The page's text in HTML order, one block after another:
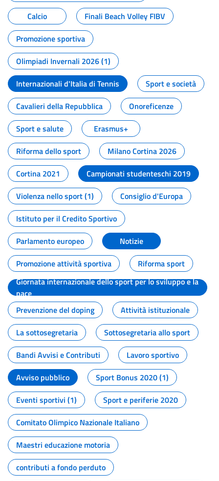
Calcio
Finali Beach Volley FIBV
Promozione sportiva
Olimpiadi Invernali 2026 (1)
Internazionali d'Italia di Tennis
Sport e società
Cavalieri della Repubblica
Onoreficenze
Sport e salute
Erasmus+
Riforma dello sport
Milano Cortina 2026
Cortina 2021
Campionati studenteschi 2019
Violenza nello sport (1)
Consiglio d'Europa
Istituto per il Credito Sportivo
Parlamento europeo
Notizie
Promozione attività sportiva
Riforma sport
Giornata internazionale dello sport per lo sviluppo e la
pace
Prevenzione del doping
Attività istituzionale
La sottosegretaria
Sottosegretaria allo sport
Bandi Avvisi e Contributi
Lavoro sportivo
Avviso pubblico
Sport Bonus 2020 (1)
Eventi sportivi (1)
Sport e periferie 2020
Comitato Olimpico Nazionale Italiano
Maestri educazione motoria
contributi a fondo perduto